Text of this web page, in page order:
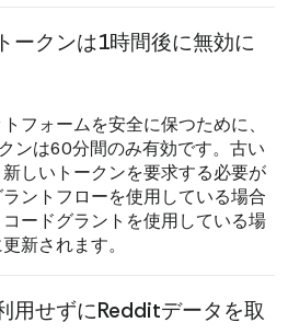
ークンは1時間後に無効に
フォームを安全に保つために、
ンは60分間のみ有効です。古い
しいトークンを要求する必要が
ントフローを使用している場合
ードグラントを使用している場
新されます。
用せずにRedditデータを取